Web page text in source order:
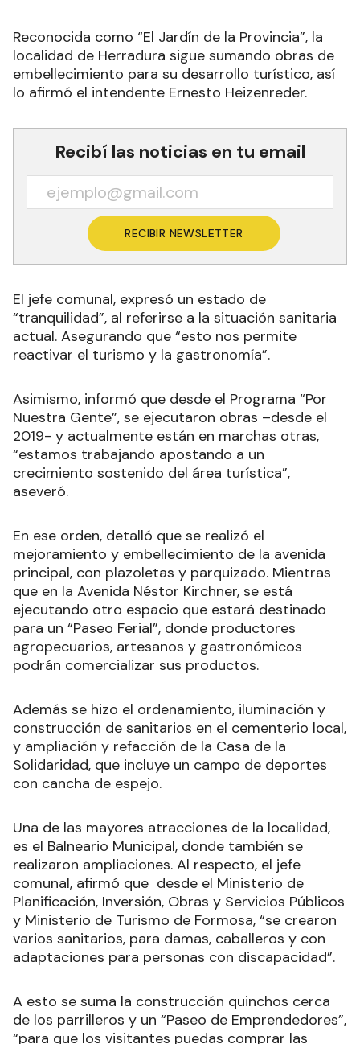
Reconocida como “El Jardín de la Provincia”, la
localidad de Herradura sigue sumando obras de
embellecimiento para su desarrollo turístico, así
lo afirmó el intendente Ernesto Heizenreder.
Recibí las noticias en tu email
RECIBIR NEWSLETTER
El jefe comunal, expresó un estado de
“tranquilidad”, al referirse a la situación sanitaria
actual. Asegurando que “esto nos permite
reactivar el turismo y la gastronomía”.
Asimismo, informó que desde el Programa “Por
Nuestra Gente”, se ejecutaron obras –desde el
2019- y actualmente están en marchas otras,
“estamos trabajando apostando a un
crecimiento sostenido del área turística”,
aseveró.
En ese orden, detalló que se realizó el
mejoramiento y embellecimiento de la avenida
principal, con plazoletas y parquizado. Mientras
que en la Avenida Néstor Kirchner, se está
ejecutando otro espacio que estará destinado
para un “Paseo Ferial”, donde productores
agropecuarios, artesanos y gastronómicos
podrán comercializar sus productos.
Además se hizo el ordenamiento, iluminación y
construcción de sanitarios en el cementerio local,
y ampliación y refacción de la Casa de la
Solidaridad, que incluye un campo de deportes
con cancha de espejo.
Una de las mayores atracciones de la localidad,
es el Balneario Municipal, donde también se
realizaron ampliaciones. Al respecto, el jefe
comunal, afirmó que desde el Ministerio de
Planificación, Inversión, Obras y Servicios Públicos
y Ministerio de Turismo de Formosa, “se crearon
varios sanitarios, para damas, caballeros y con
adaptaciones para personas con discapacidad”.
A esto se suma la construcción quinchos cerca
de los parrilleros y un “Paseo de Emprendedores”,
“para que los visitantes puedas comprar las